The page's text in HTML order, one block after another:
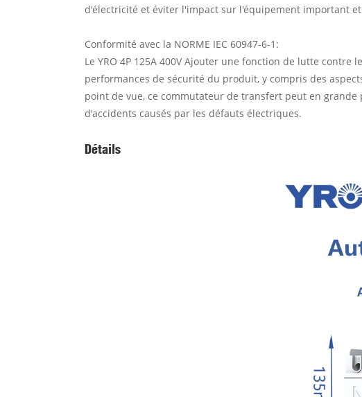
d'électricité et éviter l'impact sur l'équipement important
Conformité avec la NORME IEC 60947-6-1:
Le YRO 4P 125A 400V Ajouter une fonction de lutte
performances de sécurité du produit, y compris des
point de vue, ce commutateur de transfert peut en
d'accidents causés par les défauts électriques.
Détails